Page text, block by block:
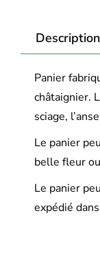
Description
Panier
châtaignier.
sciage,
Le panier
belle fleur
Le panier
expédié